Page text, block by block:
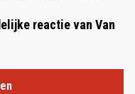
reactie van Van